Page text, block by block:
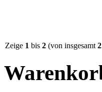
Zeige 1 bis 2 (von insgesamt 2